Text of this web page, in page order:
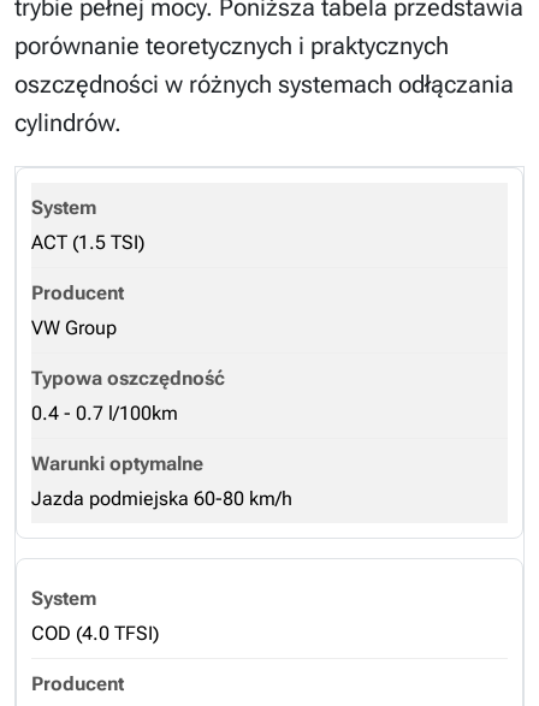
trybie pełnej mocy. Poniższa tabela przedstawia
porównanie teoretycznych i praktycznych
oszczędności w różnych systemach odłączania
cylindrów.
ACT (1.5 TSI)
VW Group
0.4 - 0.7 l/100km
Jazda podmiejska 60-80 km/h
COD (4.0 TFSI)